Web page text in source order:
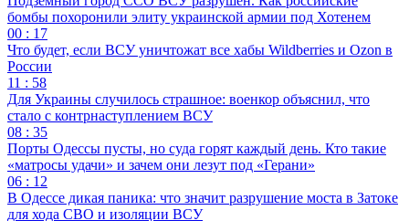
бомбы похоронили элиту украинской армии под Хотенем
00 : 17
Что будет, если ВСУ уничтожат все хабы Wildberries и Ozon в
России
11 : 58
Для Украины случилось страшное: военкор объяснил, что
стало с контрнаступлением ВСУ
08 : 35
Порты Одессы пусты, но суда горят каждый день. Кто такие
«матросы удачи» и зачем они лезут под «Герани»
06 : 12
В Одессе дикая паника: что значит разрушение моста в Затоке
для хода СВО и изоляции ВСУ